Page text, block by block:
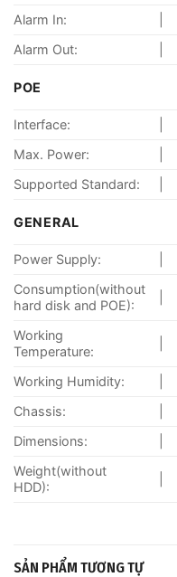
Alarm In:
Alarm Out:
POE
Interface:
Max. Power:
Supported Standard:
GENERAL
Power Supply:
Consumption(without
hard disk and POE):
Working
Temperature:
Working Humidity:
Chassis:
Dimensions:
Weight(without
HDD):
SẢN PHẨM TƯƠNG TỰ